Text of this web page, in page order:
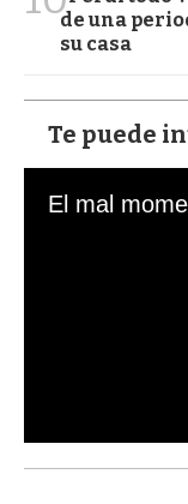
de una
su casa
Te puede
s